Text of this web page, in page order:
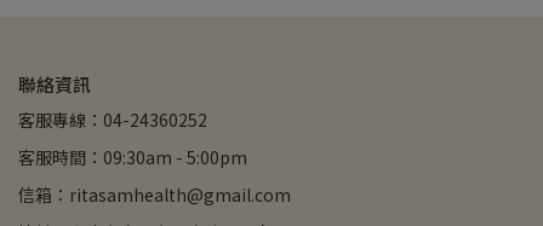
聯絡資訊
客服專線：04-24360252
客服時間：09:30am - 5:00pm
信箱：ritasamhealth@gmail.com